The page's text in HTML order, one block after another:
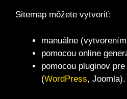
Sitemap môžete vytvoriť:
manuálne
pomocou online
pomocou pluginov pre
(WordPress, Joomla).